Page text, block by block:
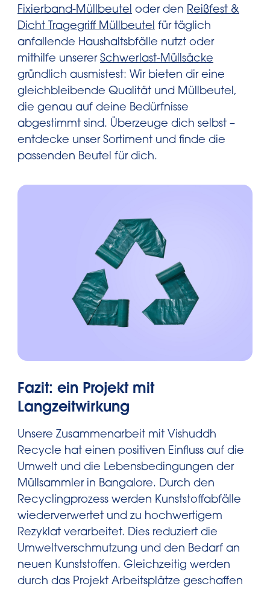
Fixierband-Müllbeutel oder den Reißfest &
Dicht Tragegriff Müllbeutel für täglich
anfallende Haushaltsbfälle nutzt oder
mithilfe unserer Schwerlast-Müllsäcke
gründlich ausmistest: Wir bieten dir eine
gleichbleibende Qualität und Müllbeutel,
die genau auf deine Bedürfnisse
abgestimmt sind. Überzeuge dich selbst –
entdecke unser Sortiment und finde die
passenden Beutel für dich.
Fazit: ein Projekt mit
Langzeitwirkung
Unsere Zusammenarbeit mit Vishuddh
Recycle hat einen positiven Einfluss auf die
Umwelt und die Lebensbedingungen der
Müllsammler in Bangalore. Durch den
Recyclingprozess werden Kunststoffabfälle
wiederverwertet und zu hochwertigem
Rezyklat verarbeitet. Dies reduziert die
Umweltverschmutzung und den Bedarf an
neuen Kunststoffen. Gleichzeitig werden
durch das Projekt Arbeitsplätze geschaffen